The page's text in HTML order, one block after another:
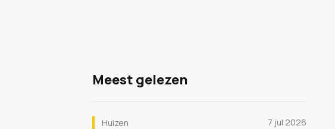
Meest gelezen
Huizen
7 jul 2026